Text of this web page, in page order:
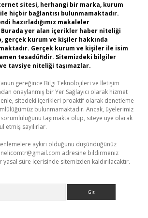
sitesi, herhangi bir marka, kurum
hiçbir bağlantısı bulunmamaktadır.
hazırladığımız makaleler
Burada yer alan içerikler haber niteliği
gerçek kurum ve kişiler hakkında
Gerçek kurum ve kişiler ile isim
tesadüfidir. Sitemizdeki bilgiler
tavsiye niteliği taşımazlar.
gereğince Bilgi Teknolojileri ve İletişim
onaylanmış bir Yer Sağlayıcı olarak hizmet
sitedeki içerikleri proaktif olarak denetleme
bulunmamaktadır. Ancak, üyelerimiz
taşımakta olup, siteye üye olarak
etmiş sayılırlar.
aykırı olduğunu düşündüğünüz
adresine bildirmeniz
süre içerisinde sitemizden kaldırılacaktır.